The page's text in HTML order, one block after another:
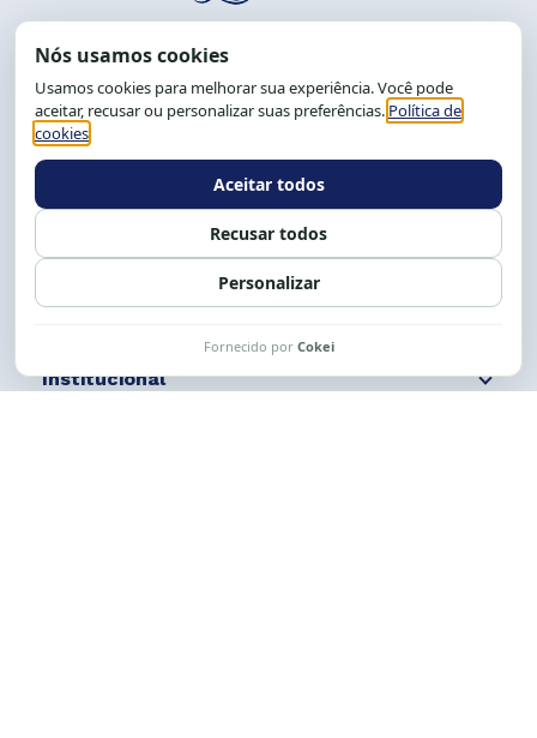
End.: R. da Graça, 150. Graça
CEP: 40.150-055
Salvador-BA, Brasil.
Tel.: (71) 2104-5457, Cel.: (71) 9 9239-2104 ou 2105
Expediente: 8h às 12h e 13 às 17h.
Siga nossas redes Fale conosco
Institucional